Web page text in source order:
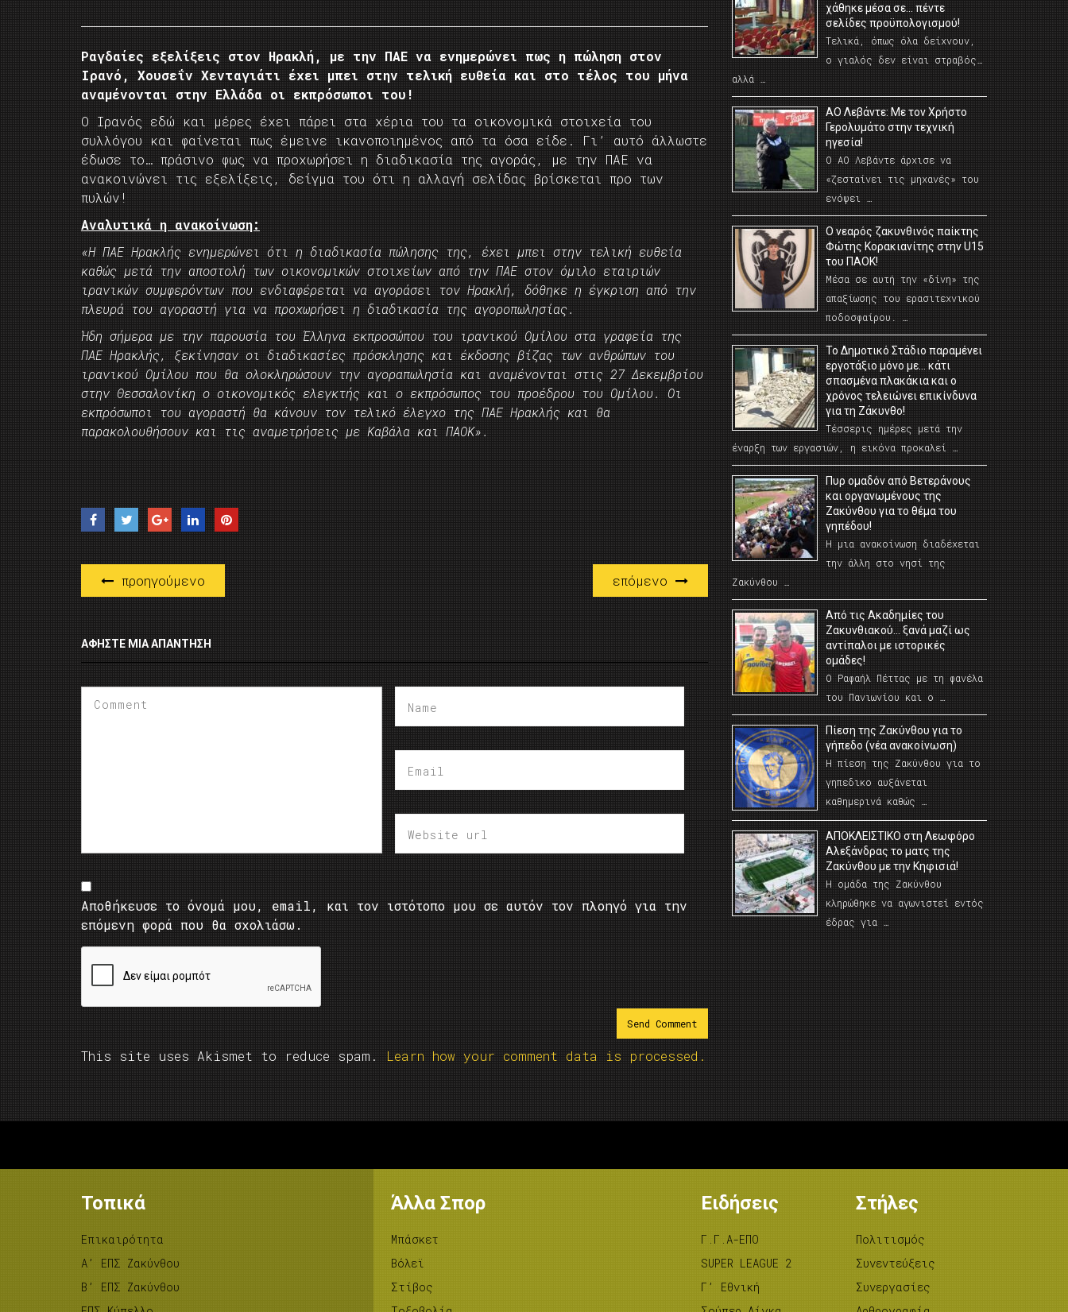
Ραγδαίες εξελίξεις στον Ηρακλή, με την ΠΑΕ να ενημερώνει πως η πώληση στον
Ιρανό, Χουσεΐν Χενταγιάτι έχει μπει στην τελική ευθεία και στο τέλος του μήνα
αναμένονται στην Ελλάδα οι εκπρόσωποι του!
Ο Ιρανός εδώ και μέρες έχει πάρει στα χέρια του τα οικονομικά στοιχεία του
συλλόγου και φαίνεται πως έμεινε ικανοποιημένος από τα όσα είδε. Γι’ αυτό άλλωστε
έδωσε το… πράσινο φως να προχωρήσει η διαδικασία της αγοράς, με την ΠΑΕ να
ανακοινώνει τις εξελίξεις, δείγμα του ότι η αλλαγή σελίδας βρίσκεται προ των
πυλών!
Αναλυτικά η ανακοίνωση:
«Η ΠΑΕ Ηρακλής ενημερώνει ότι η διαδικασία πώλησης της, έχει μπει στην τελική ευθεία
καθώς μετά την αποστολή των οικονομικών στοιχείων από την ΠΑΕ στον όμιλο εταιριών
ιρανικών συμφερόντων που ενδιαφέρεται να αγοράσει τον Ηρακλή, δόθηκε η έγκριση από την
πλευρά του αγοραστή για να προχωρήσει η διαδικασία της αγοροπωλησίας.
Ήδη σήμερα με την παρουσία του Έλληνα εκπροσώπου του ιρανικού Ομίλου στα γραφεία της
ΠΑΕ Ηρακλής, ξεκίνησαν οι διαδικασίες πρόσκλησης και έκδοσης βίζας των ανθρώπων του
ιρανικού Ομίλου που θα ολοκληρώσουν την αγοραπωλησία και αναμένονται στις 27 Δεκεμβρίου
στην Θεσσαλονίκη ο οικονομικός ελεγκτής και ο εκπρόσωπος του προέδρου του Ομίλου. Οι
εκπρόσωποι του αγοραστή θα κάνουν τον τελικό έλεγχο της ΠΑΕ Ηρακλής και θα
παρακολουθήσουν και τις αναμετρήσεις με Καβάλα και ΠΑΟΚ».
προηγούμενο επόμενο
ΑΦΉΣΤΕ ΜΙΑ ΑΠΆΝΤΗΣΗ
Αποθήκευσε το όνομά μου, email, και τον ιστότοπο μου σε αυτόν τον πλοηγό για την
επόμενη φορά που θα σχολιάσω.
This site uses Akismet to reduce spam. Learn how your comment data is processed.
χάθηκε μέσα σε… πέντε
σελίδες προϋπολογισμού!
Τελικά, όπως όλα δείχνουν,
ο γιαλός δεν είναι στραβός…
αλλά …
ΑΟ Λεβάντε: Με τον Χρήστο
Γερολυμάτο στην τεχνική
ηγεσία!
Ο ΑΟ Λεβάντε άρχισε να
«ζεσταίνει τις μηχανές» του
ενόψει …
O νεαρός ζακυνθινός παίκτης
Φώτης Κορακιανίτης στην U15
του ΠΑΟΚ!
Μέσα σε αυτή την «δίνη» της
απαξίωσης του ερασιτεχνικού
ποδοσφαίρου. …
Το Δημοτικό Στάδιο παραμένει
εργοτάξιο μόνο με… κάτι
σπασμένα πλακάκια και ο
χρόνος τελειώνει επικίνδυνα
για τη Ζάκυνθο!
Τέσσερις ημέρες μετά την
έναρξη των εργασιών, η εικόνα προκαλεί …
Πυρ ομαδόν από Βετεράνους
και οργανωμένους της
Ζακύνθου για το θέμα του
γηπέδου!
Η μια ανακοίνωση διαδέχεται
την άλλη στο νησί της
Ζακύνθου …
Από τις Ακαδημίες του
Ζακυνθιακού… ξανά μαζί ως
αντίπαλοι με ιστορικές
ομάδες!
Ο Ραφαήλ Πέττας με τη φανέλα
του Πανιωνίου και ο …
Πίεση της Ζακύνθου για το
γήπεδο (νέα ανακοίνωση)
Η πίεση της Ζακύνθου για το
γηπεδικο αυξάνεται
καθημερινά καθώς …
AΠΟΚΛΕΙΣΤΙΚΟ στη Λεωφόρο
Αλεξάνδρας το ματς της
Ζακύνθου με την Κηφισιά!
Η ομάδα της Ζακύνθου
κληρώθηκε να αγωνιστεί εντός
έδρας για …
Τοπικά
Επικαιρότητα
A’ ΕΠΣ Ζακύνθου
B’ ΕΠΣ Ζακύνθου
Άλλα Σπορ
Μπάσκετ
Βόλεϊ
Στίβος
Ειδήσεις
Γ.Γ.Α-ΕΠΟ
SUPER LEAGUE 2
Γ’ Εθνική
Στήλες
Πολιτισμός
Συνεντεύξεις
Συνεργασίες